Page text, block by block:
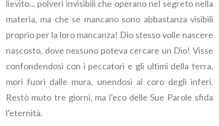
lievito... polveri invisibili che operano nel segreto nella
materia, ma che se mancano sono abbastanza visibili
proprio per la loro mancanza! Dio stesso volle nascere
nascosto, dove nessuno poteva cercare un Dio! Visse
confondendosi con i peccatori e gli ultimi della terra,
morì fuori dalle mura, unendosi al coro degli inferi.
Restò muto tre giorni, ma l'eco delle Sue Parole sfida
l'eternità.